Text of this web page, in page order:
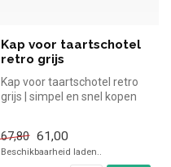
Kap voor taartschotel
retro grijs
Kap voor taartschotel retro
grijs | simpel en snel kopen
67,80 61,00
Beschikbaarheid laden..